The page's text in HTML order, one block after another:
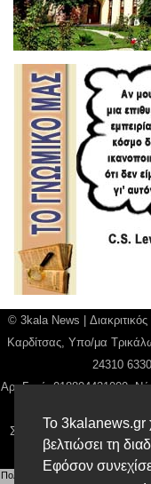
Το 3kalanews.gr
βελτιώσει τη
Εφόσον
© 3kala News |
Καρδίτσας, Υπο/μα
24310
Αρ. Γεμή: 018804431000,
Παναγιώτης Φιλίππου,
Σύνταξης: Μπαλαμπάνη
Πολιτική απορρήτου Αίτηση